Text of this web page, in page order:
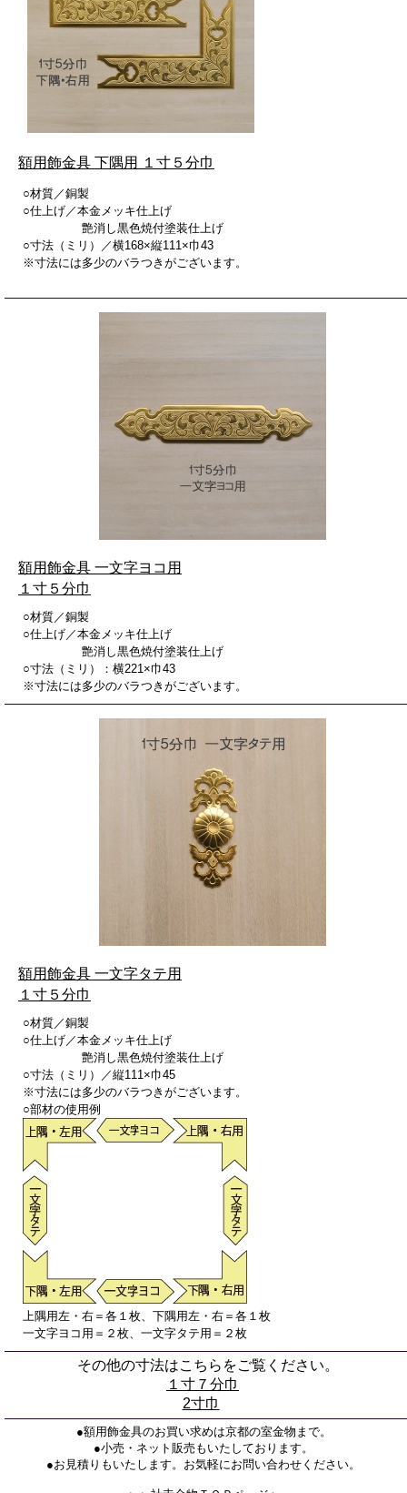
額用飾金具 下隅用 １寸５分巾
○材質／銅製
○仕上げ／本金メッキ仕上げ
艶消し黒色焼付塗装仕上げ
○寸法（ミリ）／横168×縦111×巾43
※寸法には多少のバラつきがございます。
額用飾金具 一文字ヨコ用
１寸５分巾
○材質／銅製
○仕上げ／本金メッキ仕上げ
艶消し黒色焼付塗装仕上げ
○寸法（ミリ）：横221×巾43
※寸法には多少のバラつきがございます。
額用飾金具 一文字タテ用
１寸５分巾
○材質／銅製
○仕上げ／本金メッキ仕上げ
艶消し黒色焼付塗装仕上げ
○寸法（ミリ）／縦111×巾45
※寸法には多少のバラつきがございます。
○部材の使用例
上隅用左・右＝各１枚、下隅用左・右＝各１枚
一文字ヨコ用＝２枚、一文字タテ用＝２枚
その他の寸法はこちらをご覧ください。
１寸７分巾
2寸巾
●額用飾金具のお買い求めは京都の室金物まで。
●小売・ネット販売もいたしております。
●お見積りもいたします。お気軽にお問い合わせください。